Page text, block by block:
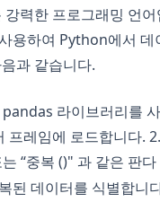
강력한 프로그래밍 언
용하여 Python에서 데
과 같습니다.
pandas 라이브러리를
프레임에 로드합니다. 2.
“중복 ()" 과 같은 판
된 데이터를 식별합니